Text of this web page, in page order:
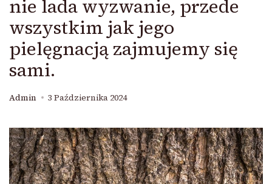
nie lada wyzwanie, przede
wszystkim jak jego
pielęgnacją zajmujemy się
sami.
Admin 3 Października 2024